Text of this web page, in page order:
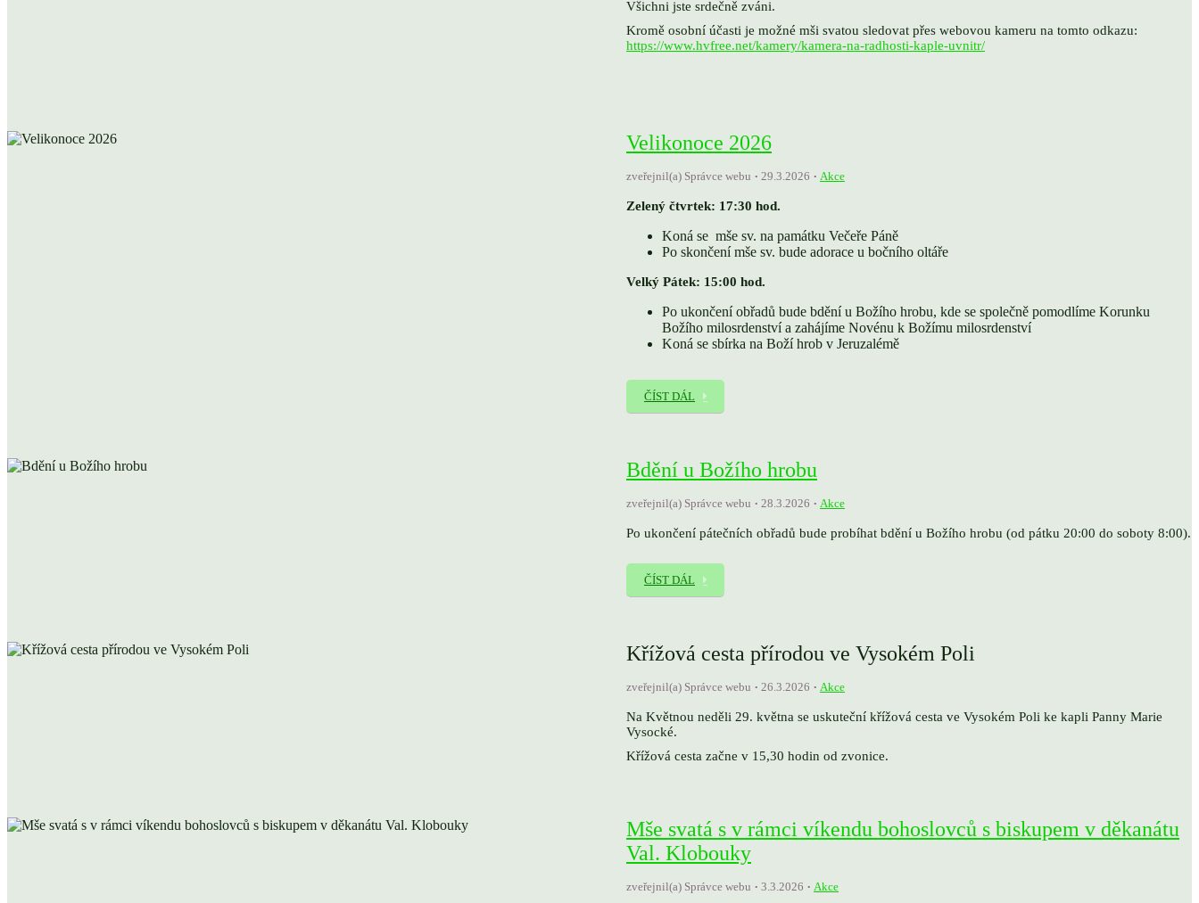
Všichni jste srdečně zváni.
Kromě osobní účasti je možné mši svatou sledovat přes webovou kameru na tomto odkazu:
https://www.hvfree.net/kamery/kamera-na-radhosti-kaple-uvnitr/
Velikonoce 2026
zveřejnil(a) Správce webu 29.3.2026 Akce
Zelený čtvrtek: 17:30 hod.
Koná se mše sv. na památku Večeře Páně
Po skončení mše sv. bude adorace u bočního oltáře
Velký Pátek: 15:00 hod.
Po ukončení obřadů bude bdění u Božího hrobu, kde se společně pomodlíme Korunku
Božího milosrdenství a zahájíme Novénu k Božímu milosrdenství
Koná se sbírka na Boží hrob v Jeruzalémě
ČÍST DÁL
Bdění u Božího hrobu
zveřejnil(a) Správce webu 28.3.2026 Akce
Po ukončení pátečních obřadů bude probíhat bdění u Božího hrobu (od pátku 20:00 do soboty 8:00).
ČÍST DÁL
Křížová cesta přírodou ve Vysokém Poli
zveřejnil(a) Správce webu 26.3.2026 Akce
Na Květnou neděli 29. května se uskuteční křížová cesta ve Vysokém Poli ke kapli Panny Marie
Vysocké.
Křížová cesta začne v 15,30 hodin od zvonice.
Mše svatá s v rámci víkendu bohoslovců s biskupem v děkanátu
Val. Klobouky
zveřejnil(a) Správce webu 3.3.2026 Akce